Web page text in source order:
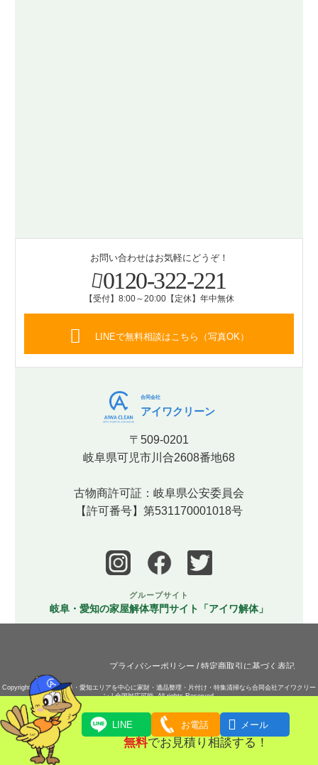
お問い合わせはお気軽にどうぞ！
0120-322-221
【受付】8:00～20:00【定休】年中無休
LINEで無料相談はこちら（写真OK）
合同会社
アイワクリーン
〒509-0201
岐阜県可児市川合2608番地68
古物商許可証：岐阜県公安委員会
【許可番号】第531170001018号
グループサイト
岐阜・愛知の家屋解体専門サイト「アイワ解体」
プライバシーポリシー /特定商取引に基づく表記
Copyright (C) 2023岐阜・愛知エリアを中心に家財・遺品整理・片付け・特集清掃なら合同会社アイワクリー
ン | 全国対応可能.All rights Reserved.
LINE お電話  メール
無料でお見積り相談する！